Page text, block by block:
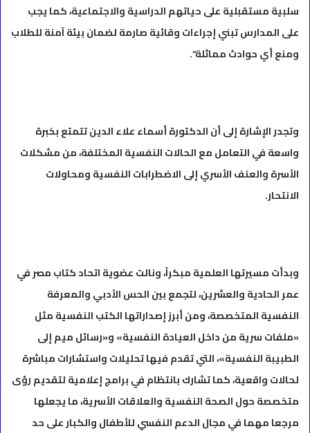
سلبية مستقبلية على حياتهم الدراسية والاجتماعية، كما يجب
على المدارس تبني إجراءات وقائية صارمة لضمان بيئة آمنة للطلاب
ومنع أي حوادث مماثلة”.
وتجدر الإشارة إلى أن الدكتورة أسماء علاء الدين تتمتع بخبرة
واسعة في التعامل مع الحالات النفسية المختلفة، من مشكلات
الأسرة والعنف الأسري إلى الاضطرابات النفسية ومحاولات
الانتحار.
وبدأت مسيرتها العلمية مبكراً، ونالت عضوية اتحاد كتاب مصر في
عمر الحادية والعشرين، لتجمع بين الحس الأدبي والمعرفة
النفسية المتخصصة، ومن أبرز إصداراتها الكتب النفسية مثل
«ملفات سرية من داخل العيادة النفسية» و«رسائل ميم إلى
الطبيبة النفسية»، التي تقدم فيها تحليلات واستشارات مباشرة
لحالات واقعية، كما تشارك بانتظام في برامج إعلامية لتقديم رؤى
متخصصة حول الصحة النفسية والعلاقات الأسرية، ما يجعلها
مرجعا مهما في مجال الدعم النفسي للأطفال والكبار على حد